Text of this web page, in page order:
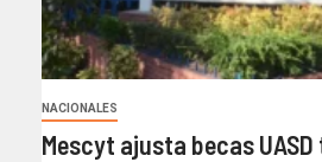
NACIONALES
Mescyt ajusta becas